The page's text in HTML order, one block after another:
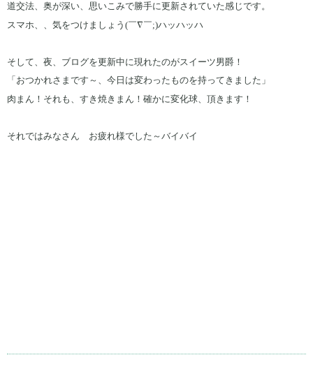
道交法、奥が深い、思いこみで勝手に更新されていた感じです。
スマホ、、気をつけましょう(￣∇￣;)ハッハッハ
そして、夜、ブログを更新中に現れたのがスイーツ男爵！
「おつかれさまです～、今日は変わったものを持ってきました」
肉まん！それも、すき焼きまん！確かに変化球、頂きます！
それではみなさん お疲れ様でした～バイバイ